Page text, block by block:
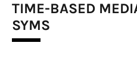
TIME-BASED
SYMS